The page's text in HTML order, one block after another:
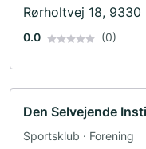
Rørholtvej 18, 9330
0.0 (0)
Den Selvejende
Sportsklub · Forening